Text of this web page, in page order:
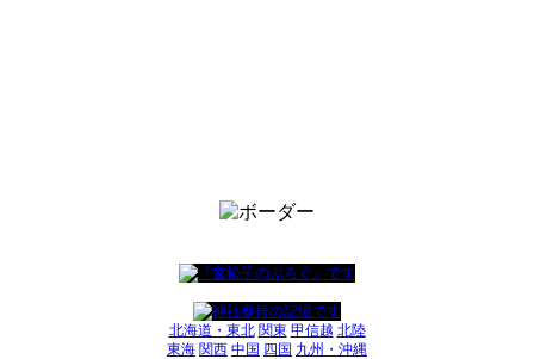
北海道・東北 関東 甲信越 北陸
東海 関西 中国 四国 九州・沖縄